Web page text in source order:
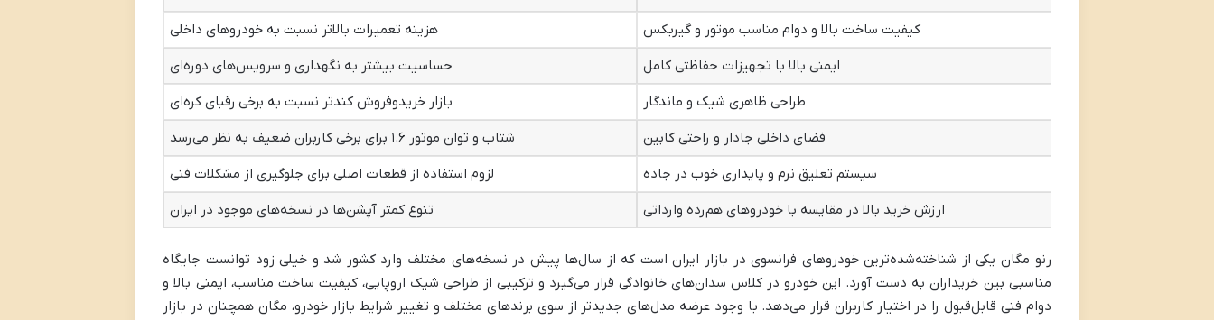
کیفیت ساخت بالا و دوام مناسب موتور و گیربکس
هزینه تعمیرات بالاتر نسبت به خودروهای داخلی
ایمنی بالا با تجهیزات حفاظتی کامل
حساسیت بیشتر به نگهداری و سرویس‌های دوره‌ای
طراحی ظاهری شیک و ماندگار
بازار خریدوفروش کندتر نسبت به برخی رقبای کره‌ای
فضای داخلی جادار و راحتی کابین
شتاب و توان موتور ۱.۶ برای برخی کاربران ضعیف به نظر می‌رسد
سیستم تعلیق نرم و پایداری خوب در جاده
لزوم استفاده از قطعات اصلی برای جلوگیری از مشکلات فنی
ارزش خرید بالا در مقایسه با خودروهای هم‌رده وارداتی
تنوع کمتر آپشن‌ها در نسخه‌های موجود در ایران
رنو مگان یکی از شناخته‌شده‌ترین خودروهای فرانسوی در بازار ایران است که از سال‌ها پیش در نسخه‌های مختلف وارد کشور شد و خیلی زود توانست جایگاه
مناسبی بین خریداران به دست آورد. این خودرو در کلاس سدان‌های خانوادگی قرار می‌گیرد و ترکیبی از طراحی شیک اروپایی، کیفیت ساخت مناسب، ایمنی بالا و
دوام فنی قابل‌قبول را در اختیار کاربران قرار می‌دهد. با وجود عرضه مدل‌های جدیدتر از سوی برندهای مختلف و تغییر شرایط بازار خودرو، مگان همچنان در بازار